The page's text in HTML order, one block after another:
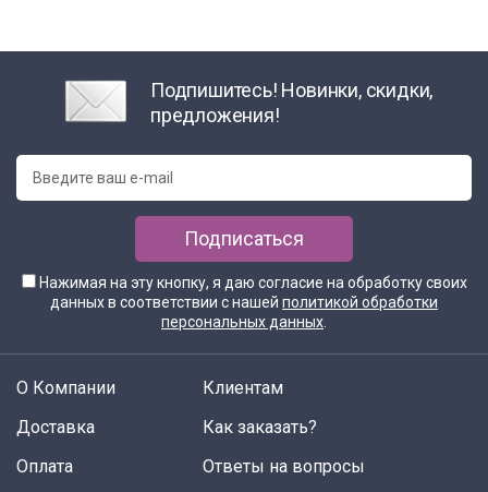
Подпишитесь! Новинки, скидки,
предложения!
Подписаться
Нажимая на эту кнопку, я даю согласие на обработку своих
данных в соответствии с нашей политикой обработки
персональных данных
О Компании
Доставка
Оплата
Клиентам
Как заказать?
Ответы на вопросы